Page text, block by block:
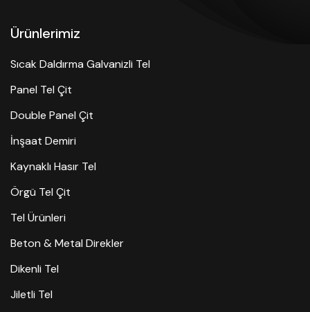
Ürünlerimiz
Sıcak Daldırma Galvanizli Tel
Panel Tel Çit
Double Panel Çit
İnşaat Demiri
Kaynaklı Hasır Tel
Örgü Tel Çit
Tel Ürünleri
Beton & Metal Direkler
Dikenli Tel
Jiletli Tel